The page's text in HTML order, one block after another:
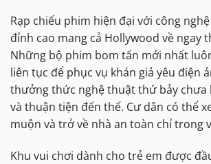
Rạp chiếu phim hiện đại với công
đỉnh cao mang cả Hollywood về ngay
Những bộ phim bom tấn mới nhất
liên tục để phục vụ khán giả yêu điện
thưởng thức nghệ thuật thứ bảy chưa
và thuận tiện đến thế. Cư dân có thể
muộn và trở về nhà an toàn chỉ trong
Khu vui chơi dành cho trẻ em được